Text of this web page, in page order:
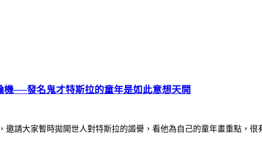
──發名鬼才特斯拉的童年是如此意想天開
邀請大家暫時拋開世人對特斯拉的譭譽，看他為自己的童年畫重點，